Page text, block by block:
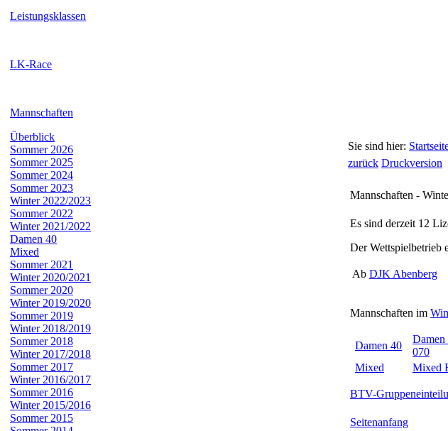
Leistungsklassen
LK-Race
Mannschaften
Überblick
Sommer 2026
Sommer 2025
Sommer 2024
Sommer 2023
Winter 2022/2023
Sommer 2022
Winter 2021/2022
Damen 40
Mixed
Sommer 2021
Winter 2020/2021
Sommer 2020
Winter 2019/2020
Sommer 2019
Winter 2018/2019
Sommer 2018
Winter 2017/2018
Sommer 2017
Winter 2016/2017
Sommer 2016
Winter 2015/2016
Sommer 2015
Sie sind hier:
zurück Druckversion
Mannschaften -
Es sind derzeit 12
Der Wettspielbetrieb
Ab DJK Abenberg
Mannschaften im
Damen 40
Damen
070
Mixed
Mixed
BTV-
Seitenanfang